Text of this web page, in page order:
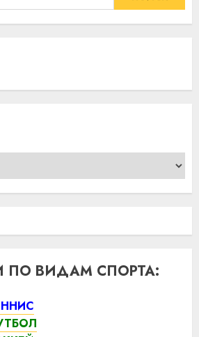
ПО ВИДАМ СПОРТА: